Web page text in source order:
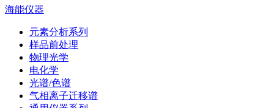
海能仪器
元素分析系列
样品前处理
物理光学
电化学
光谱/色谱
气相离子迁移谱